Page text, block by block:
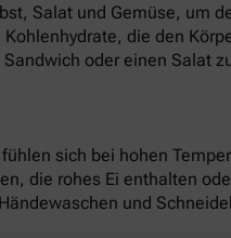
Salat und Gemüse, um
die den
oder einen Salat
sich bei hohen
die rohes Ei enthalten
und